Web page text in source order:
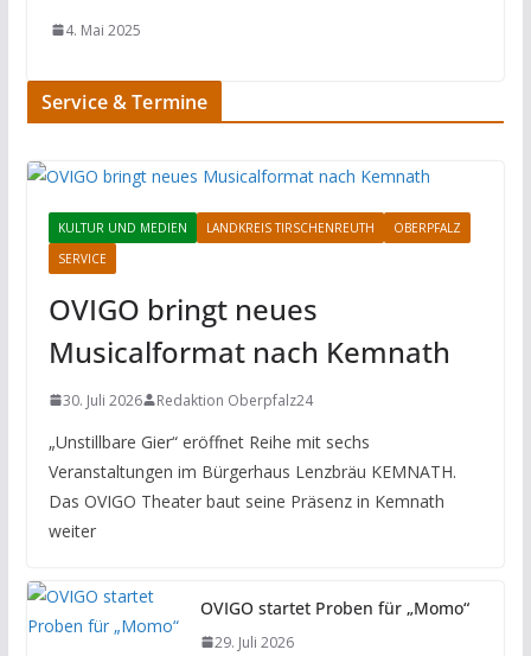
4. Mai 2025
Service & Termine
KULTUR UND MEDIEN LANDKREIS TIRSCHENREUTH
OBERPFALZ
SERVICE
OVIGO bringt neues
Musicalformat nach Kemnath
30. Juli 2026 Redaktion Oberpfalz24
„Unstillbare Gier“ eröffnet Reihe mit sechs
Veranstaltungen im Bürgerhaus Lenzbräu KEMNATH.
Das OVIGO Theater baut seine Präsenz in Kemnath
weiter
OVIGO startet Proben für „Momo“
29. Juli 2026